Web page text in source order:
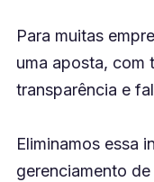
Para muitas
uma aposta, com
transparência e
Eliminamos essa
gerenciamento